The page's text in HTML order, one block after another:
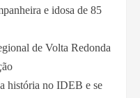
e idosa de 85
de Volta Redonda
história no IDEB e se